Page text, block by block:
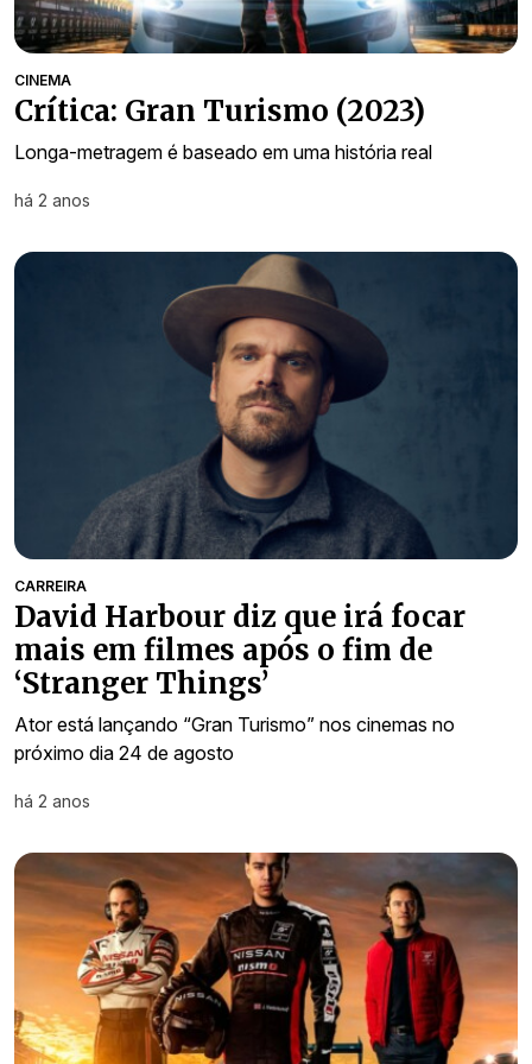
CINEMA
Crítica: Gran Turismo (2023)
Longa-metragem é baseado em uma história real
há 2 anos
CARREIRA
David Harbour diz que irá focar
mais em filmes após o fim de
‘Stranger Things’
Ator está lançando “Gran Turismo” nos cinemas no
próximo dia 24 de agosto
há 2 anos